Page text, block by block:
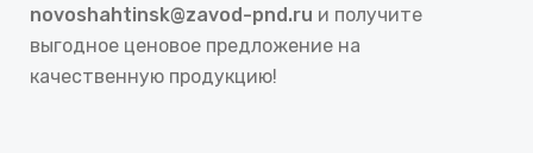
novoshahtinsk@zavod-pnd.ru и получите
выгодное ценовое предложение на
качественную продукцию!